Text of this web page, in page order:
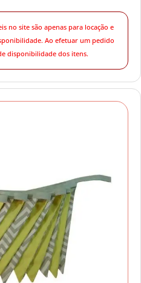
no site são apenas para locação e
Ao efetuar um pedido
disponibilidade dos itens.